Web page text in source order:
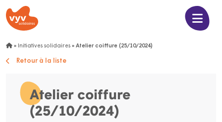
» Initiatives solidaires » Atelier coiffure (25/10/2024)
Retour à la liste
Atelier coiffure
(25/10/2024)